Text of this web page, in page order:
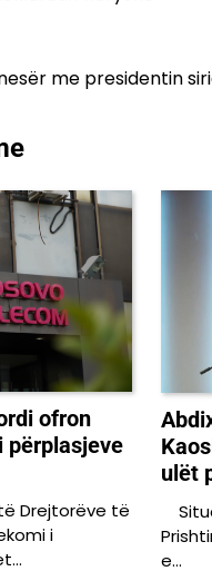
me presidentin
ofron
përplasjeve
Drejtorëve të
i
ulët
e…